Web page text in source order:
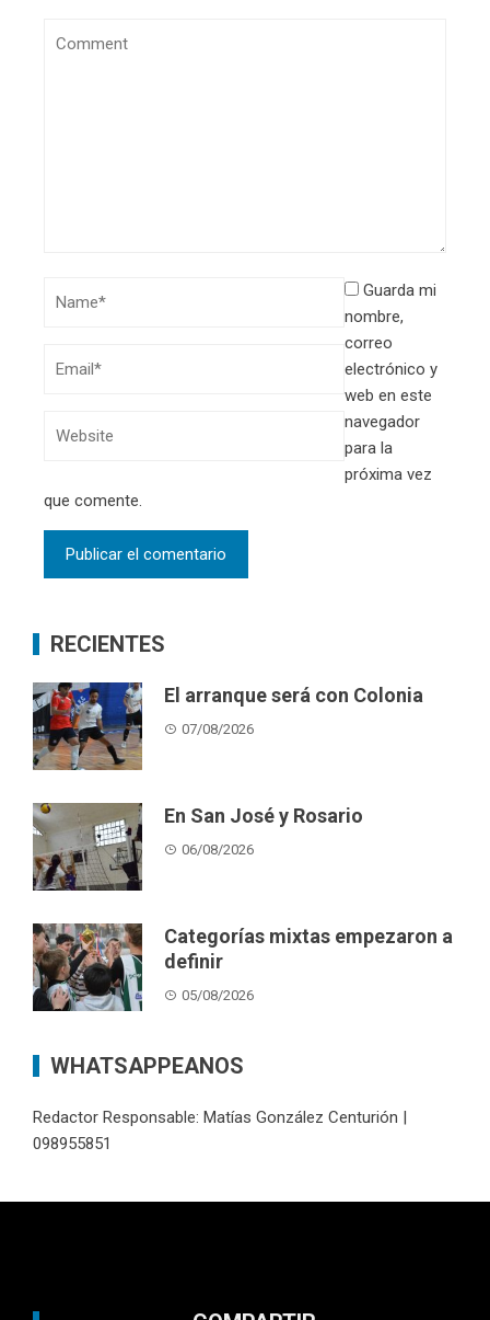
Guarda mi
nombre,
correo
electrónico y
web en este
navegador
para la
próxima vez
que comente.
RECIENTES
El arranque será con Colonia
07/08/2026
En San José y Rosario
06/08/2026
Categorías mixtas empezaron a
definir
05/08/2026
WHATSAPPEANOS
Redactor Responsable: Matías González Centurión |
098955851